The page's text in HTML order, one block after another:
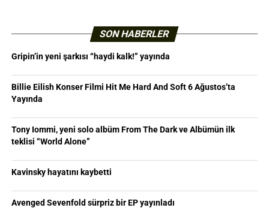
SON HABERLER
Gripin’in yeni şarkısı “haydi kalk!” yayında
Billie Eilish Konser Filmi Hit Me Hard And Soft 6 Ağustos’ta
Yayında
Tony Iommi, yeni solo albüm From The Dark ve Albümün ilk
teklisi “World Alone”
Kavinsky hayatını kaybetti
Avenged Sevenfold sürpriz bir EP yayınladı